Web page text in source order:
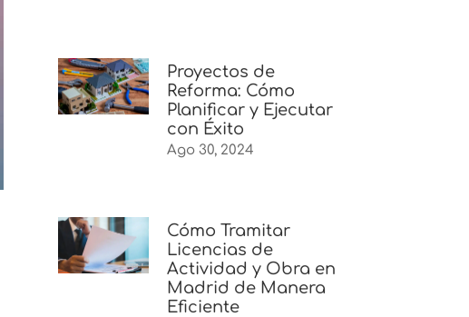
Proyectos de
Reforma: Cómo
Planificar y Ejecutar
con Éxito
Ago 30, 2024
Cómo Tramitar
Licencias de
Actividad y Obra en
Madrid de Manera
Eficiente